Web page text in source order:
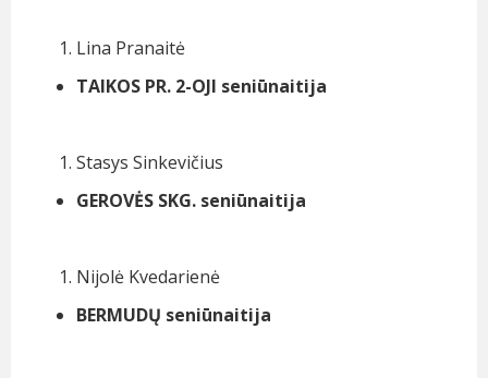
Lina Pranaitė
TAIKOS PR. 2-OJI seniūnaitija
Stasys Sinkevičius
GEROVĖS SKG. seniūnaitija
Nijolė Kvedarienė
BERMUDŲ seniūnaitija